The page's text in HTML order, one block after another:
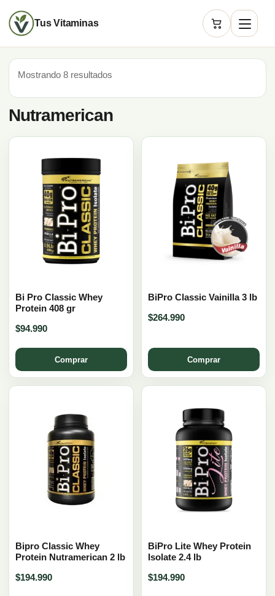
Tus Vitaminas
Carrito
Mostrando 8 resultados
Nutramerican
Bi Pro Classic Whey
Protein 408 gr
$94.990
Comprar
BiPro Classic Vainilla 3 lb
$264.990
Comprar
Bipro Classic Whey
Protein Nutramerican 2 lb
$194.990
BiPro Lite Whey Protein
Isolate 2.4 lb
$194.990